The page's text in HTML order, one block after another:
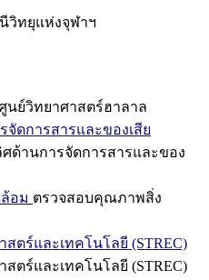
วิทยุแห่งจุฬาฯ
นย์วิทยาศาสตร์ฮาลาล
จัดการสารและของเสีย
ด้านการจัดการสารและของ
อม ตรวจสอบคุณภาพสิ่ง
ตร์และเทคโนโลยี (STREC)
ตร์และเทคโนโลยี (STREC)